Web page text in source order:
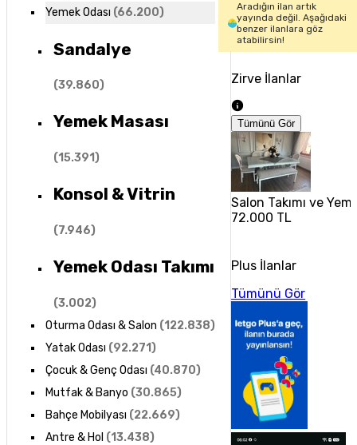
Yemek Odası (66.200)
Sandalye
(39.860)
Yemek Masası
(15.391)
Konsol & Vitrin
(7.946)
Yemek Odası Takımı
(3.002)
Oturma Odası & Salon (122.838)
Yatak Odası (92.271)
Çocuk & Genç Odası (40.870)
Mutfak & Banyo (30.865)
Bahçe Mobilyası (22.669)
Antre & Hol (13.438)
Aradığın ilan artık
yayında değil. Aşağıdaki
benzer ilanlara göz
atabilirsin!
Zirve İlanlar
Tümünü Gör
Salon Takımı ve
72.000 TL
Plus İlanlar
Tümünü Gör